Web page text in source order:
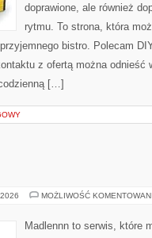
doprawione, ale również
rytmu. To strona, która
bistro. Polecam
z ofertą można odnieść
[…]
MOŻLIWOŚĆ
Madlennn to serwis, które